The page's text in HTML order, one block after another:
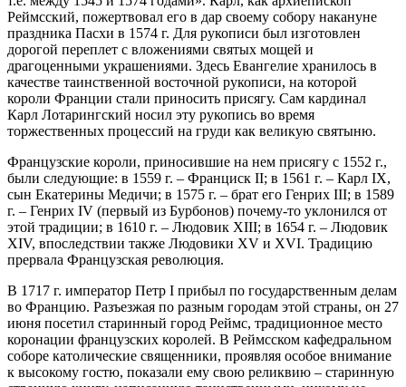
Реймсский, пожертвовал его в дар своему собору накануне
праздника Пасхи в 1574 г. Для рукописи был изготовлен
дорогой переплет с вложениями святых мощей и
драгоценными украшениями. Здесь Евангелие хранилось в
качестве таинственной восточной рукописи, на которой
короли Франции стали приносить присягу. Сам кардинал
Карл Лотарингский носил эту рукопись во время
торжественных процессий на груди как великую святыню.
Французские короли, приносившие на нем присягу с 1552 г.,
были следующие: в 1559 г. – Франциск II; в 1561 г. – Карл IX,
сын Екатерины Медичи; в 1575 г. – брат его Генрих III; в 1589
г. – Генрих IV (первый из Бурбонов) почему-то уклонился от
этой традиции; в 1610 г. – Людовик XIII; в 1654 г. – Людовик
XIV, впоследствии также Людовики XV и XVI. Традицию
прервала Французская революция.
В 1717 г. император Петр I прибыл по государственным делам
во Францию. Разъезжая по разным городам этой страны, он 27
июня посетил старинный город Реймс, традиционное место
коронации французских королей. В Реймсском кафедральном
соборе католические священники, проявляя особое внимание
к высокому гостю, показали ему свою реликвию – старинную